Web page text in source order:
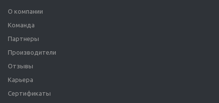
О компании
Команда
Партнеры
Производители
Отзывы
Карьера
Сертификаты